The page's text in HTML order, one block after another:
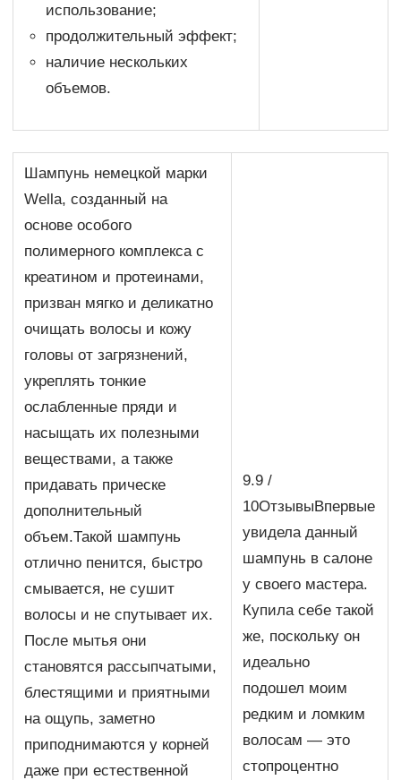
использование;
продолжительный эффект;
наличие нескольких
объемов.
Шампунь немецкой марки
Wella, созданный на
основе особого
полимерного комплекса с
креатином и протеинами,
призван мягко и деликатно
очищать волосы и кожу
головы от загрязнений,
укреплять тонкие
ослабленные пряди и
насыщать их полезными
веществами, а также
придавать прическе
дополнительный
объем.Такой шампунь
отлично пенится, быстро
смывается, не сушит
волосы и не спутывает их.
После мытья они
становятся рассыпчатыми,
блестящими и приятными
на ощупь, заметно
приподнимаются у корней
даже при естественной
9.9 /
10ОтзывыВпервые
увидела данный
шампунь в салоне
у своего мастера.
Купила себе такой
же, поскольку он
идеально
подошел моим
редким и ломким
волосам — это
стопроцентно